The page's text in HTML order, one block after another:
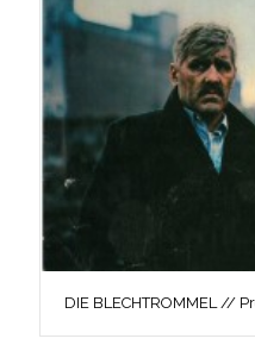
DIE BLECHTROMMEL //